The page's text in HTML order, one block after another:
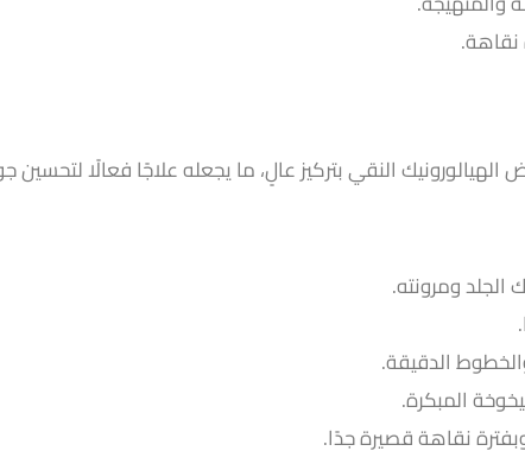
نقاهة.
النقي بتركيز عالٍ، ما يجعله علاجًا فعالًا
الجلد ومرونته.
الدقيقة.
المبكرة.
نقاهة قصيرة جدًا.